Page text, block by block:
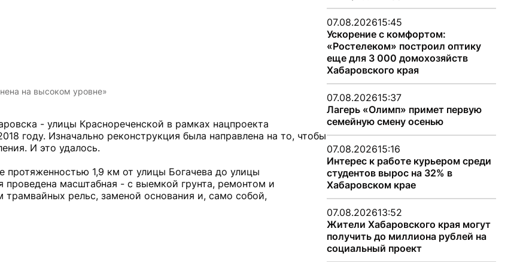
на высоком уровне»
- улицы Краснореченской в рамках нацпроекта
году. Изначально реконструкция была направлена на то, чтобы
И это удалось.
1,9 км от улицы Богачева до улицы
проведена масштабная - с выемкой грунта, ремонтом и
рельс, заменой основания и, само собой,
07.08.202615:45
Ускорение с комфортом:
«Ростелеком» построил оптику
еще для 3 000 домохозяйств
Хабаровского края
07.08.202615:37
Лагерь «Олимп» примет первую
семейную смену осенью
07.08.202615:16
Интерес к работе курьером среди
студентов вырос на 32% в
Хабаровском крае
07.08.202613:52
Жители Хабаровского края могут
получить до миллиона рублей на
социальный проект